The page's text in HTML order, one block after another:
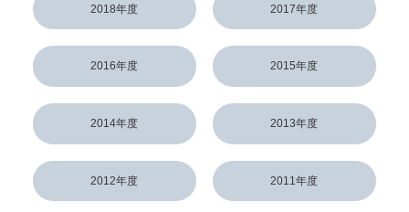
2018年度 2017年度
2016年度 2015年度
2014年度 2013年度
2012年度 2011年度